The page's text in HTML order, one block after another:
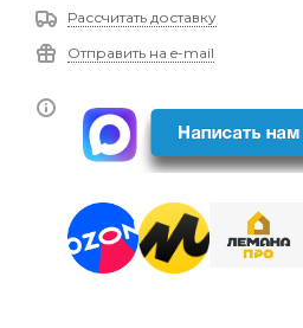
Рассчитать доставку
Отправить на e-mail